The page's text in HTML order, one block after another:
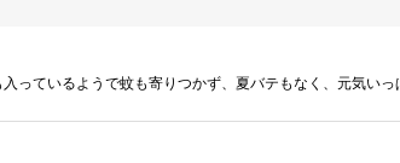
っているようで蚊も寄りつかず、夏バテもなく、元気い